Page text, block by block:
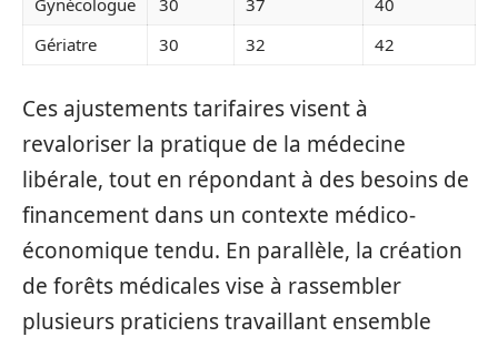
Gynécologue 30 37
40
Gériatre
30 32 42
Ces ajustements tarifaires visent à
revaloriser la pratique de la médecine
libérale, tout en répondant à des besoins de
financement dans un contexte médico-
économique tendu. En parallèle, la création
de forêts médicales vise à rassembler
plusieurs praticiens travaillant ensemble